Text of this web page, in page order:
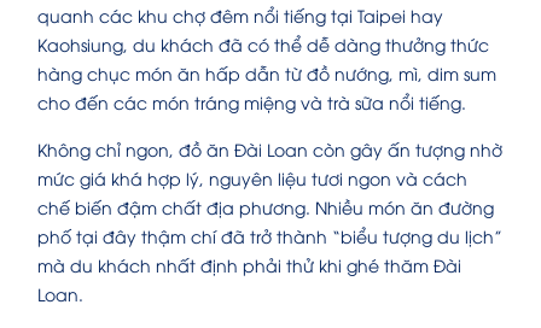
quanh các khu chợ đêm nổi tiếng tại Taipei hay
Kaohsiung, du khách đã có thể dễ dàng thưởng thức
hàng chục món ăn hấp dẫn từ đồ nướng, mì, dim sum
cho đến các món tráng miệng và trà sữa nổi tiếng.
Không chỉ ngon, đồ ăn Đài Loan còn gây ấn tượng nhờ
mức giá khá hợp lý, nguyên liệu tươi ngon và cách
chế biến đậm chất địa phương. Nhiều món ăn đường
phố tại đây thậm chí đã trở thành “biểu tượng du lịch”
mà du khách nhất định phải thử khi ghé thăm Đài
Loan.